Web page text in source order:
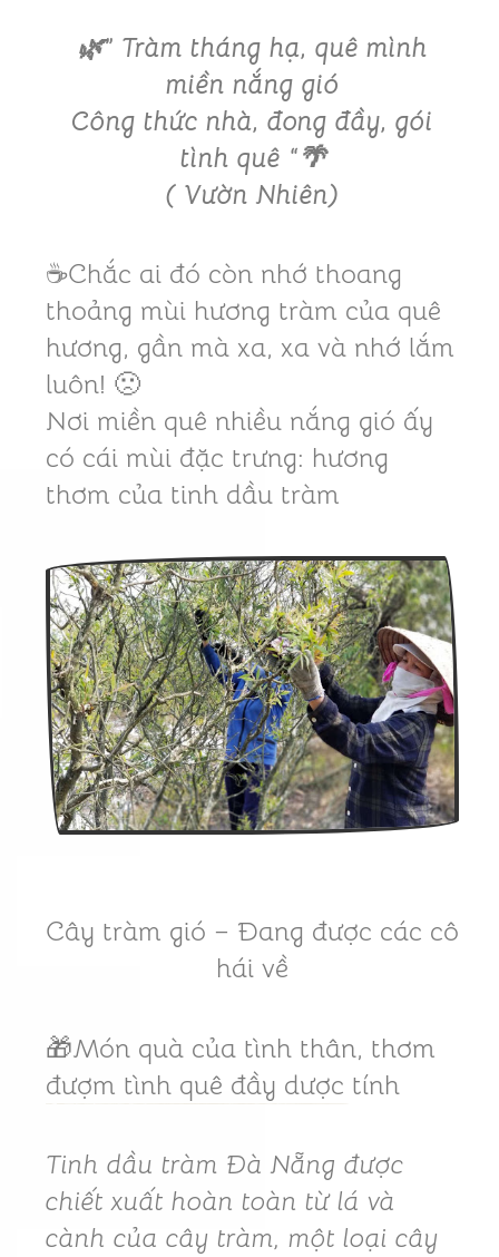
🌿” Tràm tháng hạ, quê mình
miền nắng gió
Công thức nhà, đong đầy, gói
tình quê “🌴
( Vườn Nhiên)
☕Chắc ai đó còn nhớ thoang
thoảng mùi hương tràm của quê
hương, gần mà xa, xa và nhớ lắm
luôn! 🙁
Nơi miền quê nhiều nắng gió ấy
có cái mùi đặc trưng: hương
thơm của tinh dầu tràm
Cây tràm gió – Đang được các cô
hái về
🎁Món quà của tình thân, thơm
đượm tình quê đầy dược tính
Tinh dầu tràm Đà Nẵng được
chiết xuất hoàn toàn từ lá và
cành của cây tràm, một loại cây